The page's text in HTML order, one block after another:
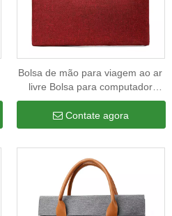
Bolsa de mão para viagem ao ar
livre Bolsa para computador
Laptops empresariais Bolsa de
armazenamento para notebook
Bolsas e capas para laptop
Contate agora